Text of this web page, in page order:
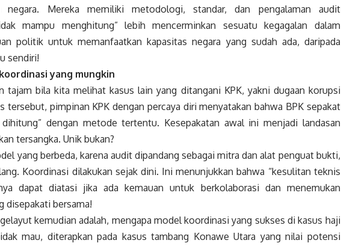
negara. Mereka memiliki metodologi, standar, dan pengalaman audit
mampu menghitung” lebih mencerminkan sesuatu kegagalan dalam
politik untuk memanfaatkan kapasitas negara yang sudah ada, daripada
sendiri!
yang mungkin
tajam bila kita melihat kasus lain yang ditangani KPK, yakni dugaan korupsi
tersebut, pimpinan KPK dengan percaya diri menyatakan bahwa BPK sepakat
dihitung” dengan metode tertentu. Kesepakatan awal ini menjadi landasan
tersangka. Unik bukan?
yang berbeda, karena audit dipandang sebagai mitra dan alat penguat bukti,
Koordinasi dilakukan sejak dini. Ini menunjukkan bahwa “kesulitan teknis
dapat diatasi jika ada kemauan untuk berkolaborasi dan menemukan
disepakati bersama!
kemudian adalah, mengapa model koordinasi yang sukses di kasus haji
mau, diterapkan pada kasus tambang Konawe Utara yang nilai potensi